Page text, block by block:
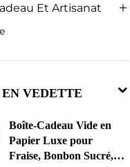
Et Artisanat
VEDETTE
Boîte-Cadeau Vide en
Papier Luxe pour
Fraise, Bonbon Sucré,